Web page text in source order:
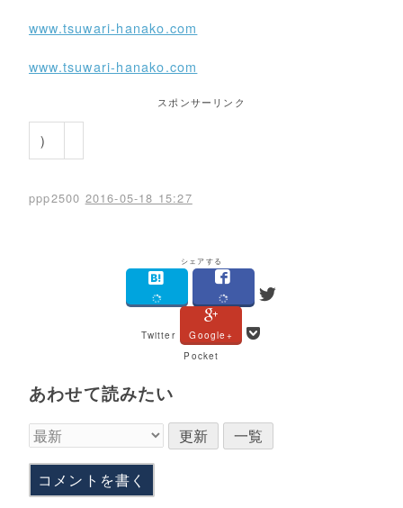
www.tsuwari-hanako.com
www.tsuwari-hanako.com
スポンサーリンク
）
ppp2500 2016-05-18 15:27
シェアする
Twitter
Google+
Pocket
あわせて読みたい
コメントを書く